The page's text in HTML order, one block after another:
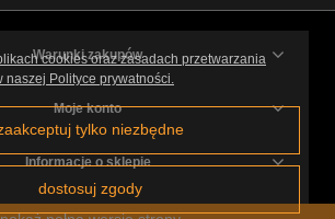
Warunki zakupów
Moje konto
Informacje o sklepie
cookies oraz zasadach przetwarzania
naszej Polityce prywatności.
tylko niezbędne
dostosuj zgody